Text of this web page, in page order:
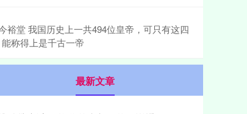
裕堂 我国历史上一共494位皇帝，可只有这四
称得上是千古一帝
最新文章